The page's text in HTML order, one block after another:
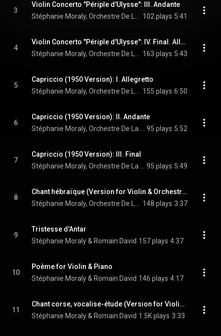
3
Violin Concerto "Périple d'Ulysse": III. Andante
102 plays 5:41
4
Violin Concerto "Périple d'Ulysse": IV. Final. Allegro
163 plays 5:43
5
Capriccio (1950 Version): I. Allegretto
155 plays 6:50
6
Capriccio (1950 Version): II. Andante
95 plays 5:52
7
Capriccio (1950 Version): III. Final
95 plays 5:49
8
Chant hébraïque (Version for Violin & Orchestra)
148 plays 3:37
9
Tristesse d'Antar
Stéphanie Moraly & Romain David 157 plays 4:37
10
Poème for Violin & Piano
Stéphanie Moraly & Romain David 146 plays 4:17
11
Chant corse, vocalise-étude (Version for Violin & Piano)
Stéphanie Moraly & Romain David 1.5K plays 3:33